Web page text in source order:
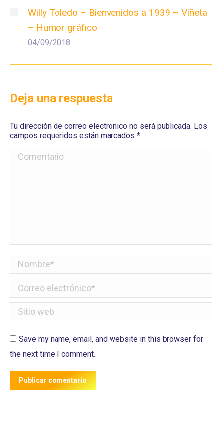
Willy Toledo – Bienvenidos a 1939 – Viñeta
– Humor gráfico
04/09/2018
Deja una respuesta
Tu dirección de correo electrónico no será publicada. Los
campos requeridos están marcados *
Comentario
Nombre *
Correo electrónico *
Sitio web
Save my name, email, and website in this browser for
the next time I comment.
Publicar comentario